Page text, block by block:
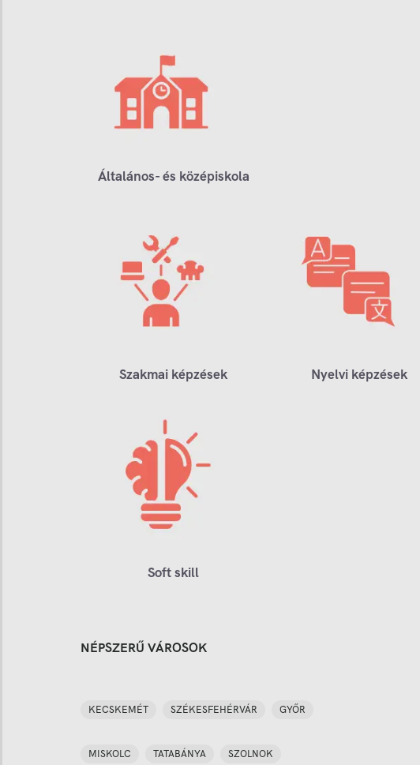
Általános- és középiskola
Szakmai képzések Nyelvi képzések
Soft skill
NÉPSZERŰ VÁROSOK
KECSKEMÉT SZÉKESFEHÉRVÁR GYŐR
MISKOLC TATABÁNYA SZOLNOK